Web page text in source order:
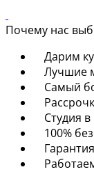
Почему нас
Дарим
Лучшие
Самый
Студия
100%